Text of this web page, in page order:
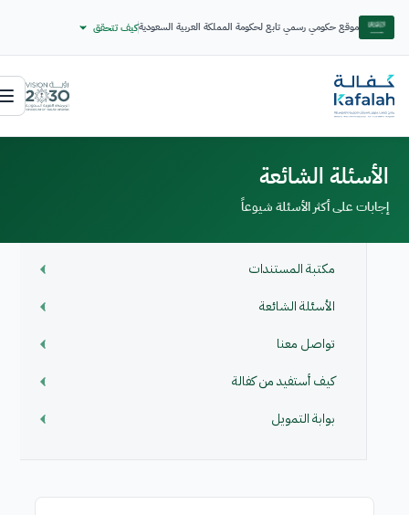
موقع حكومي رسمي تابع لحكومة المملكة العربية السعوديةكيف تتحقق
الأسئلة الشائعة
إجابات على أكثر الأسئلة شيوعاً
مكتبة المستندات
الأسئلة الشائعة
تواصل معنا
كيف أستفيد من كفالة
بوابة التمويل